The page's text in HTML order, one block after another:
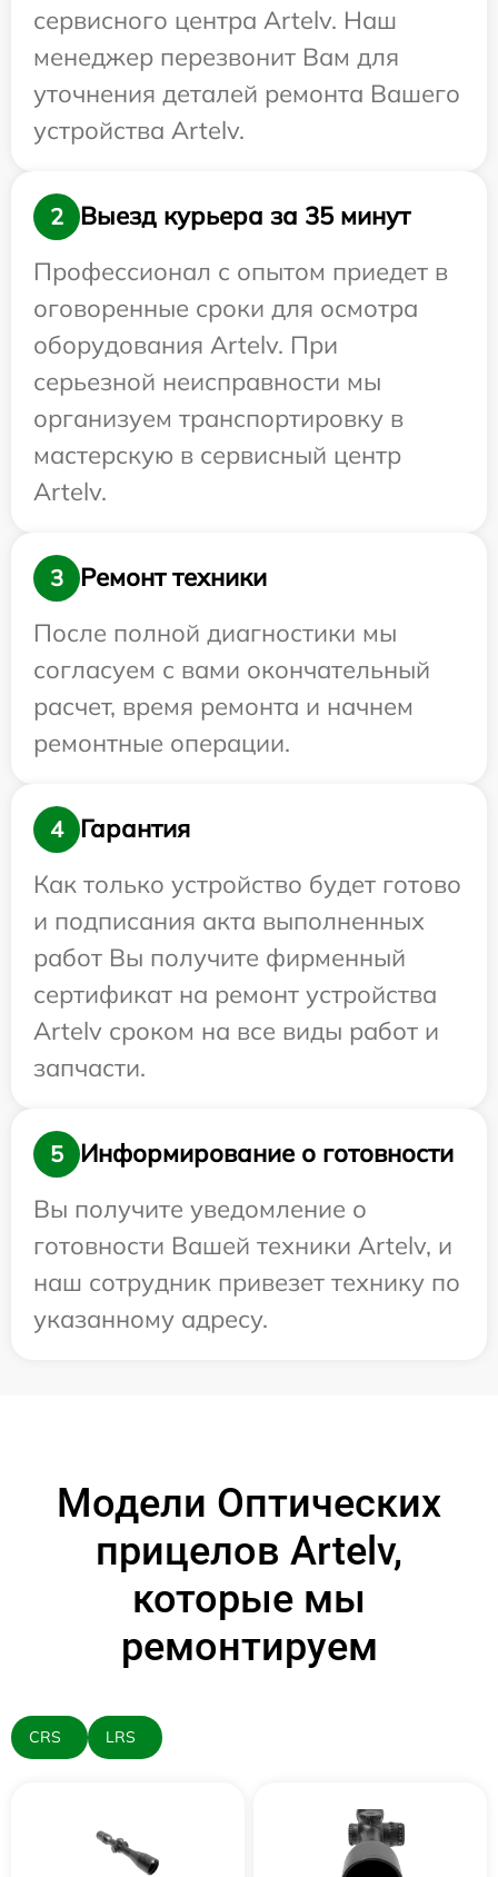
сервисного центра Artelv. Наш
менеджер перезвонит Вам для
уточнения деталей ремонта Вашего
устройства Artelv.
2
Выезд курьера за 35 минут
Профессионал с опытом приедет в
оговоренные сроки для осмотра
оборудования Artelv. При
серьезной неисправности мы
организуем транспортировку в
мастерскую в сервисный центр
Artelv.
3
Ремонт техники
После полной диагностики мы
согласуем с вами окончательный
расчет, время ремонта и начнем
ремонтные операции.
4
Гарантия
Как только устройство будет готово
и подписания акта выполненных
работ Вы получите фирменный
сертификат на ремонт устройства
Artelv сроком на все виды работ и
запчасти.
5
Информирование о готовности
Вы получите уведомление о
готовности Вашей техники Artelv, и
наш сотрудник привезет технику по
указанному адресу.
Модели Оптических
прицелов Artelv,
которые мы
ремонтируем
CRS LRS